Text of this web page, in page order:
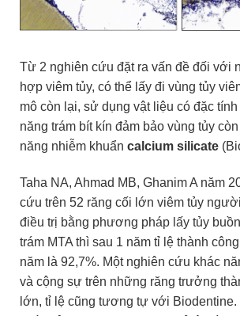
Từ 2 nghiên cứu đặt ra vấn đề đối với
hợp viêm tủy, có thể lấy đi vùng tủy
mô còn lại, sử dụng vật liệu có đặc
năng trám bít kín đảm bảo vùng tủy
năng nhiễm khuẩn calcium silicate
Taha NA, Ahmad MB, Ghanim A năm
cứu trên 52 răng cối lớn viêm tủy
điều trị bằng phương pháp lấy tủy
trám MTA thì sau 1 năm tỉ lệ thành
năm là 92,7%. Một nghiên cứu khác
và cộng sự trên những răng trưởng
lớn, tỉ lệ cũng tương tự với